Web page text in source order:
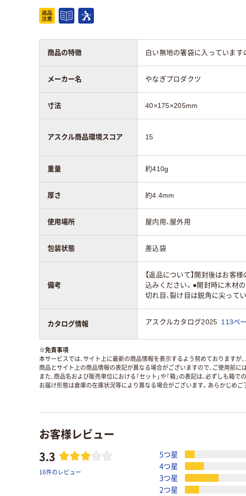
商品の特徴 白い無地の箸袋に入っています
メーカー名 やなぎプロダクツ
寸法 40×175×205mm
アスクル商品環境スコア 15
重量 約410g
厚さ 約4.4mm
使用場所 屋内用、屋外用
包装状態 差込袋
備考
【返品について】開封後はお客
込みください。●開封時に木材
切れ目、裂け目は鋭角に尖って
カタログ情報 アスクルカタログ2025 113ペ
※免責事項
本サービスでは、サイト上に最新の商品情報を表示するよう努めておりますが、
商品とサイト上の商品情報の表記が異なる場合がございますので、ご使用前
また、商品名および販売単位における「セット」や「箱」の表記は、必ずしも箱
お届け形態は倉庫の在庫状況等により異なる場合がございます。あらかじめご
お客様レビュー
3.3
16件のレビュー
5つ星
4つ星
3つ星
2つ星